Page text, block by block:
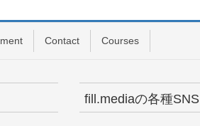
Contact Courses
fill.mediaの各種SNS